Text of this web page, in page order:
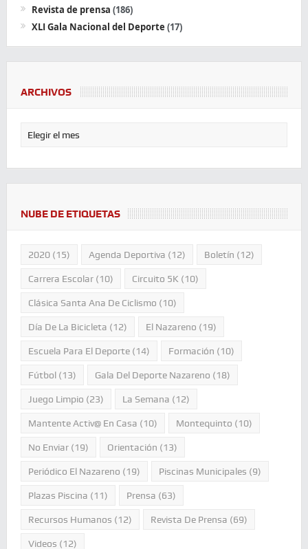
Revista de prensa (186)
XLI Gala Nacional del Deporte (17)
ARCHIVOS
NUBE DE ETIQUETAS
2020(15) Agenda Deportiva (12) Boletín (12)
Carrera Escolar(10) Circuito 5K(10)
Clásica Santa Ana De Ciclismo (10)
Día De La Bicicleta (12) El Nazareno (19)
Escuela Para El Deporte(14) Formación (10)
Fútbol(13) Gala Del Deporte Nazareno (18)
Juego Limpio (23) La Semana (12)
Mantente Activ@ En Casa (10) Montequinto (10)
No Enviar(19) Orientación (13)
Periódico El Nazareno (19) Piscinas Municipales (9)
Plazas Piscina (11) Prensa (63)
Recursos Humanos (12) Revista De Prensa (69)
Videos (12)